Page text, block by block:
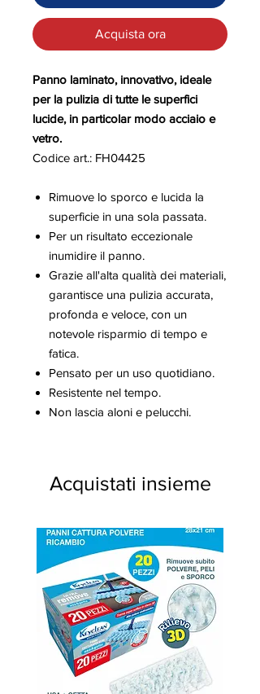
Acquista ora
Panno laminato, innovativo, ideale
per la pulizia di tutte le superfici
lucide, in particolar modo acciaio e
vetro.
Codice art.: FH04425
Rimuove lo sporco e lucida la
superficie in una sola passata.
Per un risultato eccezionale
inumidire il panno.
Grazie all'alta qualità dei materiali,
garantisce una pulizia accurata,
profonda e veloce, con un
notevole risparmio di tempo e
fatica.
Pensato per un uso quotidiano.
Resistente nel tempo.
Non lascia aloni e pelucchi.
Acquistati insieme